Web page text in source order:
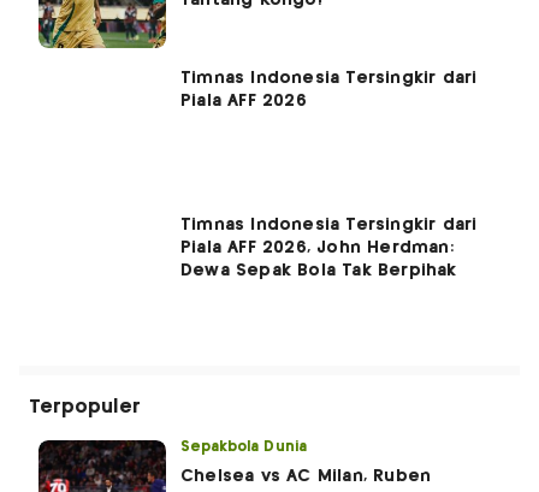
Timnas Indonesia Tersingkir dari
Piala AFF 2026
Timnas Indonesia Tersingkir dari
Piala AFF 2026, John Herdman:
Dewa Sepak Bola Tak Berpihak
Terpopuler
Sepakbola Dunia
Chelsea vs AC Milan, Ruben